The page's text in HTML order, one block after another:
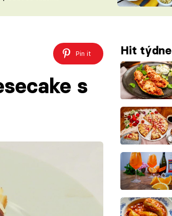
ŠÉFREDAKTORKY
ČASOPIS
Pin it Hit týdne
s